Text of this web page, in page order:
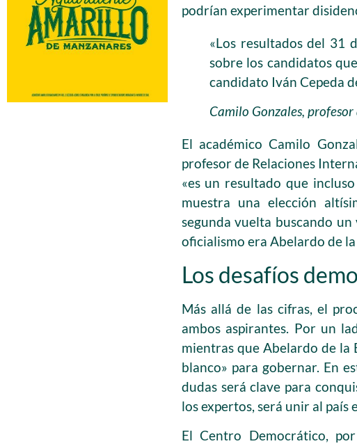
podrían experimentar
«Los resultados del 31
sobre los candidatos
candidato Iván Cepeda
Camilo Gonzales,
El académico Camilo
profesor de Relaciones
«es un resultado que
muestra una elección
segunda vuelta buscando
oficialismo era Abelardo de
Los desafíos
Más allá de las cifras, el
ambos aspirantes. Por un
mientras que Abelardo de la
blanco» para gobernar. En
dudas será clave para
los expertos, será unir al
El Centro Democrático,